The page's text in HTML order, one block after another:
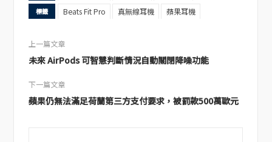
標籤 Beats Fit Pro 真無線耳機 蘋果耳機
上一篇文章
未來 AirPods 可智慧判斷情況自動關閉降噪功能
下一篇文章
蘋果仍無法滿足荷蘭第三方支付要求，被罰款500萬歐元